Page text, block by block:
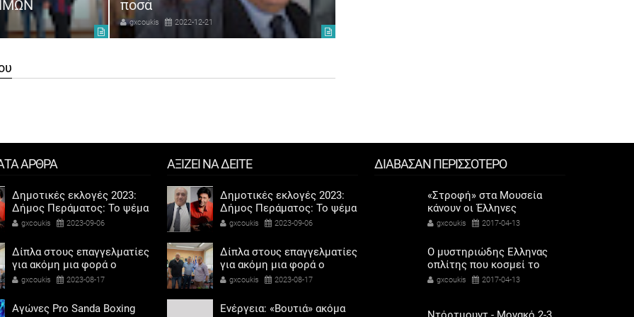
ποσά
gxcoukis 2022-12-21
ΑΡΘΡΑ
Δημοτικές εκλογές 2023:
Δήμος Περάματος: Το ψέμα
τελικά έχει κοντά ποδάρια
gxcoukis 2023-09-06
Δίπλα στους επαγγελματίες
για ακόμη μια φορά ο
Αντιδήμαρχος προσόδων
Καψοκόλης
gxcoukis 2023-08-17
Αγώνες Pro Sanda Boxing
ΑΞΙΖΕΙ ΝΑ ΔΕΙΤΕ
Δημοτικές εκλογές 2023:
Δήμος Περάματος: Το ψέμα
τελικά έχει κοντά ποδάρια
gxcoukis 2023-09-06
Δίπλα στους επαγγελματίες
για ακόμη μια φορά ο
Αντιδήμαρχος προσόδων
Καψοκόλης
gxcoukis 2023-08-17
Ενέργεια: «Βουτιά» ακόμα
ΔΙΑΒΑΣΑΝ ΠΕΡΙΣΣΟΤΕΡΟ
«Στροφή» στα Μουσεία
κάνουν οι Έλληνες
gxcoukis 2017-04-13
Ο μυστηριώδης Ελληνας
οπλίτης που κοσμεί το
Μουσείο της Μάλαγα
gxcoukis 2017-04-13